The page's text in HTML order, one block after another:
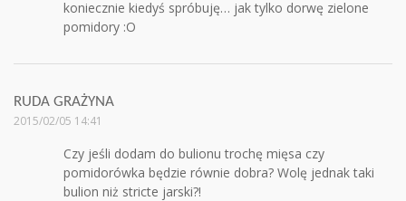
koniecznie kiedyś spróbuję… jak tylko dorwę zielone
pomidory :O
RUDA GRAŻYNA
2015/02/05 14:41
Czy jeśli dodam do bulionu trochę mięsa czy
pomidorówka będzie równie dobra? Wolę jednak taki
bulion niż stricte jarski?!